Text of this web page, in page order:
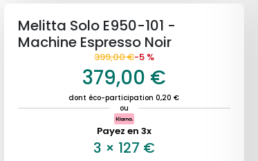
Melitta Solo E950-101 -
Machine Espresso Noir
399,00 €-5 %
379,00 €
dont éco-participation 0,20 €
ou
Payez en 3x
3 × 127 €